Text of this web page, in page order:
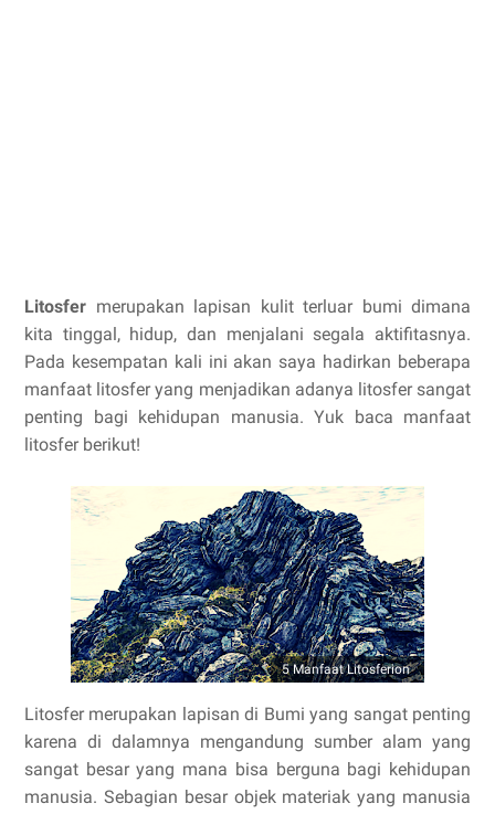
Litosfer merupakan lapisan kulit terluar bumi dimana
kita tinggal, hidup, dan menjalani segala aktifitasnya.
Pada kesempatan kali ini akan saya hadirkan beberapa
manfaat litosfer yang menjadikan adanya litosfer sangat
penting bagi kehidupan manusia. Yuk baca manfaat
litosfer berikut!
5 Manfaat Litosferion
Litosfer merupakan lapisan di Bumi yang sangat penting
karena di dalamnya mengandung sumber alam yang
sangat besar yang mana bisa berguna bagi kehidupan
manusia. Sebagian besar objek materiak yang manusia